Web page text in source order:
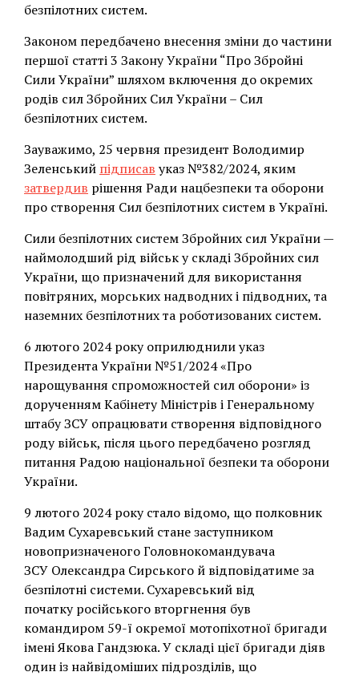
безпілотних систем.
Законом передбачено внесення зміни до частини
першої статті 3 Закону України “Про Збройні
Сили України” шляхом включення до окремих
родів сил Збройних Сил України – Сил
безпілотних систем.
Зауважимо, 25 червня президент Володимир
Зеленський підписав указ №382/2024, яким
затвердив рішення Ради нацбезпеки та оборони
про створення Сил безпілотних систем в Україні.
Сили безпілотних систем Збройних сил України —
наймолодший рід військ у складі Збройних сил
України, що призначений для використання
повітряних, морських надводних і підводних, та
наземних безпілотних та роботизованих систем.
6 лютого 2024 року оприлюднили указ
Президента України №51/2024 «Про
нарощування спроможностей сил оборони» із
дорученням Кабінету Міністрів і Генеральному
штабу ЗСУ опрацювати створення відповідного
роду військ, після цього передбачено розгляд
питання Радою національної безпеки та оборони
України.
9 лютого 2024 року стало відомо, що полковник
Вадим Сухаревський стане заступником
новопризначеного Головнокомандувача
ЗСУ Олександра Сирського й відповідатиме за
безпілотні системи. Сухаревський від
початку російського вторгнення був
командиром 59-ї окремої мотопіхотної бригади
імені Якова Гандзюка. У складі цієї бригади діяв
один із найвідоміших підрозділів, що